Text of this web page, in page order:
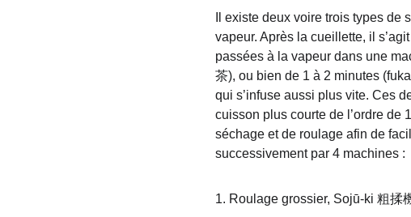
Il existe deux voire trois types
vapeur. Après la cueillette, il
passées à la vapeur dans une
茶), ou bien de 1 à 2 minutes
qui s’infuse aussi plus vite. Ces
cuisson plus courte de l’ordre de
séchage et de roulage afin de
successivement par 4 machines :
1. Roulage grossier, Sojū-ki 粗揉